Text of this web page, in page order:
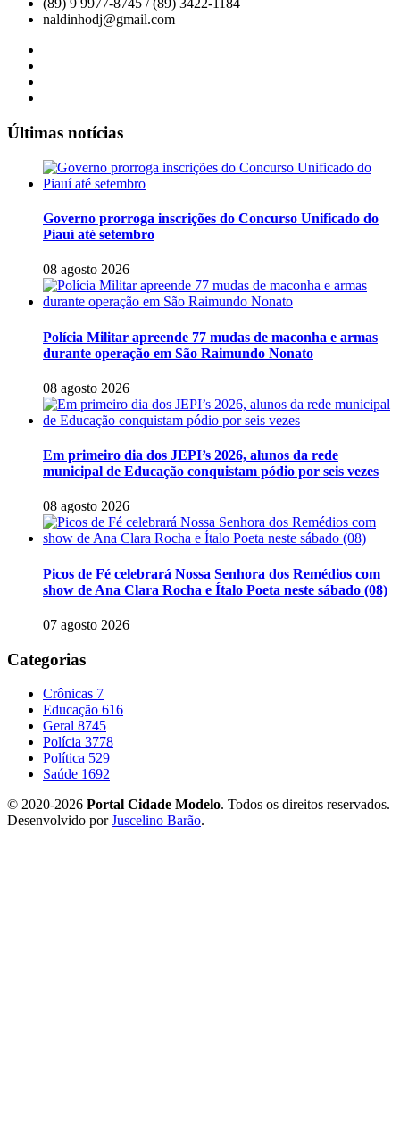
(89) 9 9977-8745 / (89) 3422-1184
naldinhodj@gmail.com
Últimas notícias
Governo prorroga inscrições do Concurso Unificado do
Piauí até setembro
08 agosto 2026
Polícia Militar apreende 77 mudas de maconha e armas
durante operação em São Raimundo Nonato
08 agosto 2026
Em primeiro dia dos JEPI’s 2026, alunos da rede
municipal de Educação conquistam pódio por seis vezes
08 agosto 2026
Picos de Fé celebrará Nossa Senhora dos Remédios com
show de Ana Clara Rocha e Ítalo Poeta neste sábado (08)
07 agosto 2026
Categorias
Crônicas 7
Educação 616
Geral 8745
Polícia 3778
Política 529
Saúde 1692
© 2020-2026 Portal Cidade Modelo. Todos os direitos reservados.
Desenvolvido porJuscelino Barão.